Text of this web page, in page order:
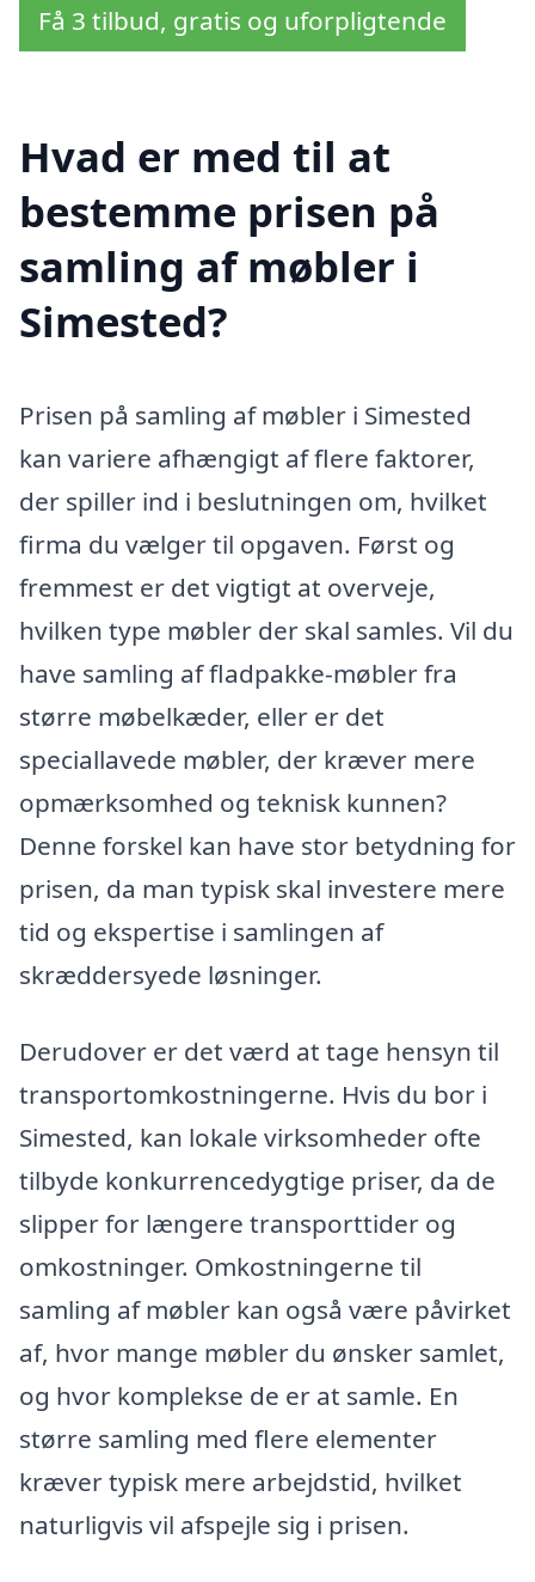
Få 3 tilbud, gratis og uforpligtende
Hvad er med til at
bestemme prisen på
samling af møbler i
Simested?
Prisen på samling af møbler i Simested
kan variere afhængigt af flere faktorer,
der spiller ind i beslutningen om, hvilket
firma du vælger til opgaven. Først og
fremmest er det vigtigt at overveje,
hvilken type møbler der skal samles. Vil du
have samling af fladpakke-møbler fra
større møbelkæder, eller er det
speciallavede møbler, der kræver mere
opmærksomhed og teknisk kunnen?
Denne forskel kan have stor betydning for
prisen, da man typisk skal investere mere
tid og ekspertise i samlingen af
skræddersyede løsninger.
Derudover er det værd at tage hensyn til
transportomkostningerne. Hvis du bor i
Simested, kan lokale virksomheder ofte
tilbyde konkurrencedygtige priser, da de
slipper for længere transporttider og
omkostninger. Omkostningerne til
samling af møbler kan også være påvirket
af, hvor mange møbler du ønsker samlet,
og hvor komplekse de er at samle. En
større samling med flere elementer
kræver typisk mere arbejdstid, hvilket
naturligvis vil afspejle sig i prisen.